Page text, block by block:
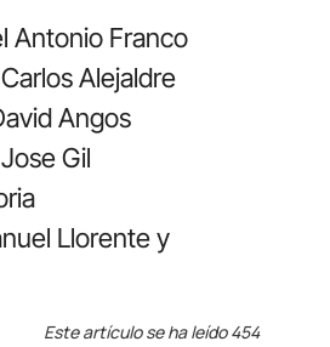
Antonio Franco
Alejaldre
Angos
Gil
Llorente y
Este artículo se ha leído 454